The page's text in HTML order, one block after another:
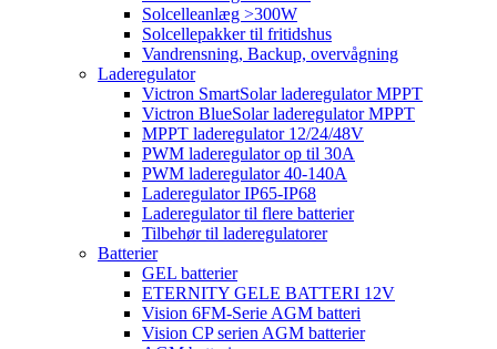
Solcelleanlæg >300W
Solcellepakker til fritidshus
Vandrensning, Backup, overvågning
Laderegulator
Victron SmartSolar laderegulator MPPT
Victron BlueSolar laderegulator MPPT
MPPT laderegulator 12/24/48V
PWM laderegulator op til 30A
PWM laderegulator 40-140A
Laderegulator IP65-IP68
Laderegulator til flere batterier
Tilbehør til laderegulatorer
Batterier
GEL batterier
ETERNITY GELE BATTERI 12V
Vision 6FM-Serie AGM batteri
Vision CP serien AGM batterier